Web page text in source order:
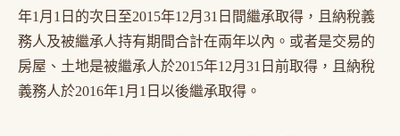
年1月1日的次日至2015年12月31日間繼承取得，且納稅義
務人及被繼承人持有期間合計在兩年以內。或者是交易的
房屋、土地是被繼承人於2015年12月31日前取得，且納稅
義務人於2016年1月1日以後繼承取得。